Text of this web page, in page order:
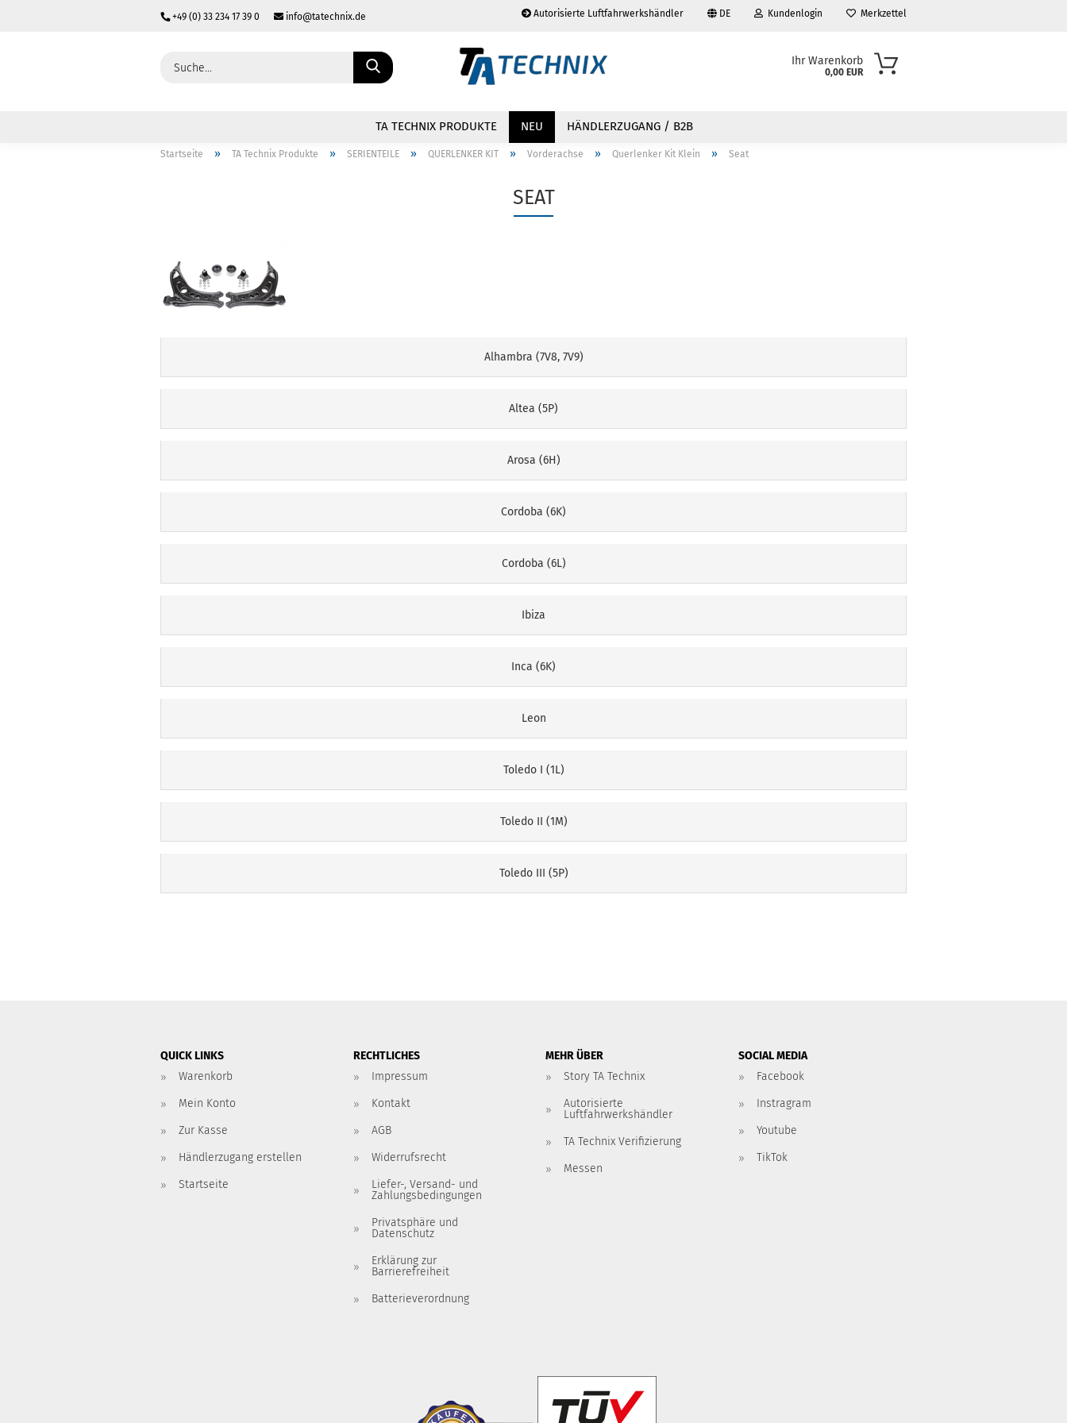
+49 (0) 33 234 17 39 0 info@tatechnix.de Autorisierte Luftfahrwerkshändler DE
Sprache auswählen
Kundenlogin Merkzettel
Ihr Warenkorb
0,00 EUR
TA TECHNIX PRODUKTE NEU HÄNDLERZUGANG / B2B
Startseite » TA Technix Produkte » SERIENTEILE » QUERLENKER KIT » Vorderachse » Querlenker Kit Klein » Seat
SEAT
Alhambra (7V8, 7V9)
Altea (5P)
Arosa (6H)
Cordoba (6K)
Cordoba (6L)
Ibiza
Inca (6K)
Leon
Toledo I (1L)
Toledo II (1M)
Toledo III (5P)
QUICK LINKS
Warenkorb
Mein Konto
Zur Kasse
Händlerzugang erstellen
Startseite
RECHTLICHES
Impressum
Kontakt
AGB
Widerrufsrecht
Liefer-, Versand- und
Zahlungsbedingungen
Privatsphäre und
Datenschutz
Erklärung zur
Barrierefreiheit
Batterieverordnung
MEHR ÜBER
Story TA Technix
Autorisierte
Luftfahrwerkshändler
TA Technix Verifizierung
Messen
SOCIAL MEDIA
Facebook
Instragram
Youtube
TikTok